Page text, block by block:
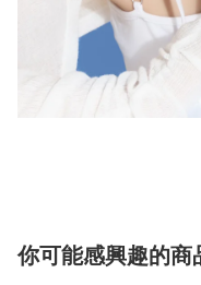
你可能感興趣的商